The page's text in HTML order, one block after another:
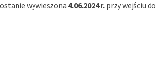
wywieszona 4.06.2024 r. przy wejściu do